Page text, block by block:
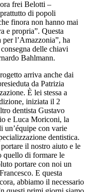
frei Belotti –
di popoli
finora non hanno mai
e propria”. Questa
per l’Amazzonia”, ha
delle chiavi
Bahlmann.
arriva anche dai
da Patrizia
È lei stessa a
iniziata il 2
dentista Gustavo
e Luca Moriconi, la
un’équipe con varie
dentistica.
il nostro aiuto e le
quello di formare le
portare con noi un
E questa
abbiamo il necessario